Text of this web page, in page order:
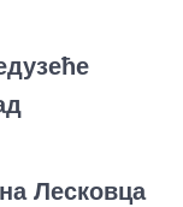
Лесковца